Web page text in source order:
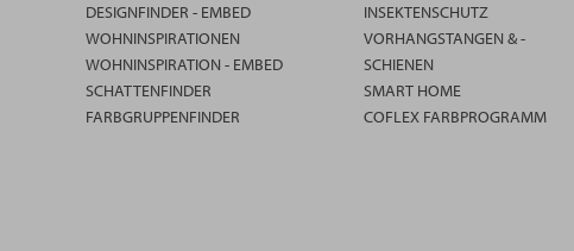
DESIGNFINDER - EMBED
WOHNINSPIRATIONEN
WOHNINSPIRATION - EMBED
SCHATTENFINDER
FARBGRUPPENFINDER
INSEKTENSCHUTZ
VORHANGSTANGEN & -
SCHIENEN
SMART HOME
COFLEX FARBPROGRAMM